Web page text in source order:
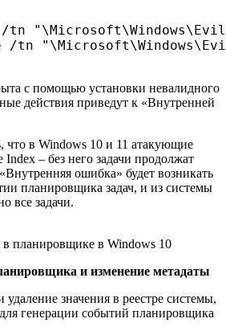
tn
/tn
с помощью установки невалидного
действия приведут к «Внутренней
что в Windows 10 и 11 атакующие
Index – без него задачи продолжат
ошибка» будет возникать
планировщика задач, и из системы
все задачи.
в планировщике в Windows 10
и изменение метадаты
значения в реестре системы,
генерации событий планировщика